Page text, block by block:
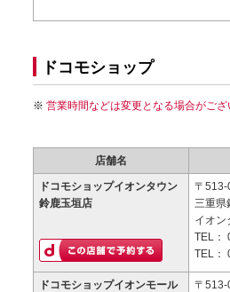
ドコモショップ
営業時間などは変更となる場合がご
店舗名
ドコモショップイオンタウン
鈴鹿玉垣店
〒513-
三重県
イオン
TEL：
TEL：
ドコモショップイオンモール
〒513-